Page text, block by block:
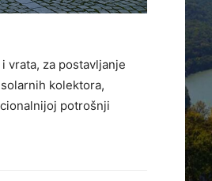
vrata, za postavljanje
kolektora,
potrošnji